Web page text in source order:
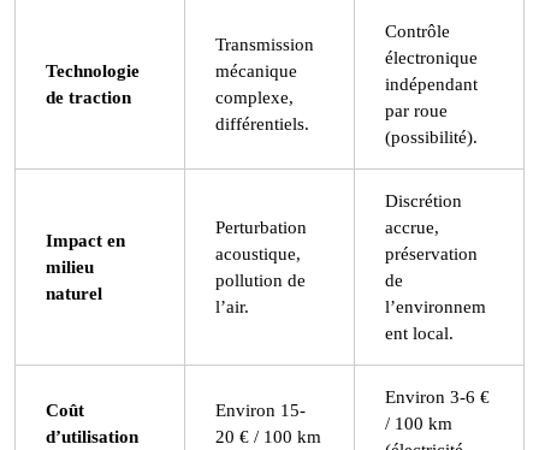
Technologie
de traction
Transmission
mécanique
complexe,
différentiels.
Contrôle
électronique
indépendant
par roue
(possibilité).
Impact en
milieu
naturel
Perturbation
acoustique,
pollution de
l’air.
Discrétion
accrue,
préservation
de
l’environnem
ent local.
Coût
d’utilisation
Environ 15-
20 € / 100 km
Environ 3-6 €
/ 100 km